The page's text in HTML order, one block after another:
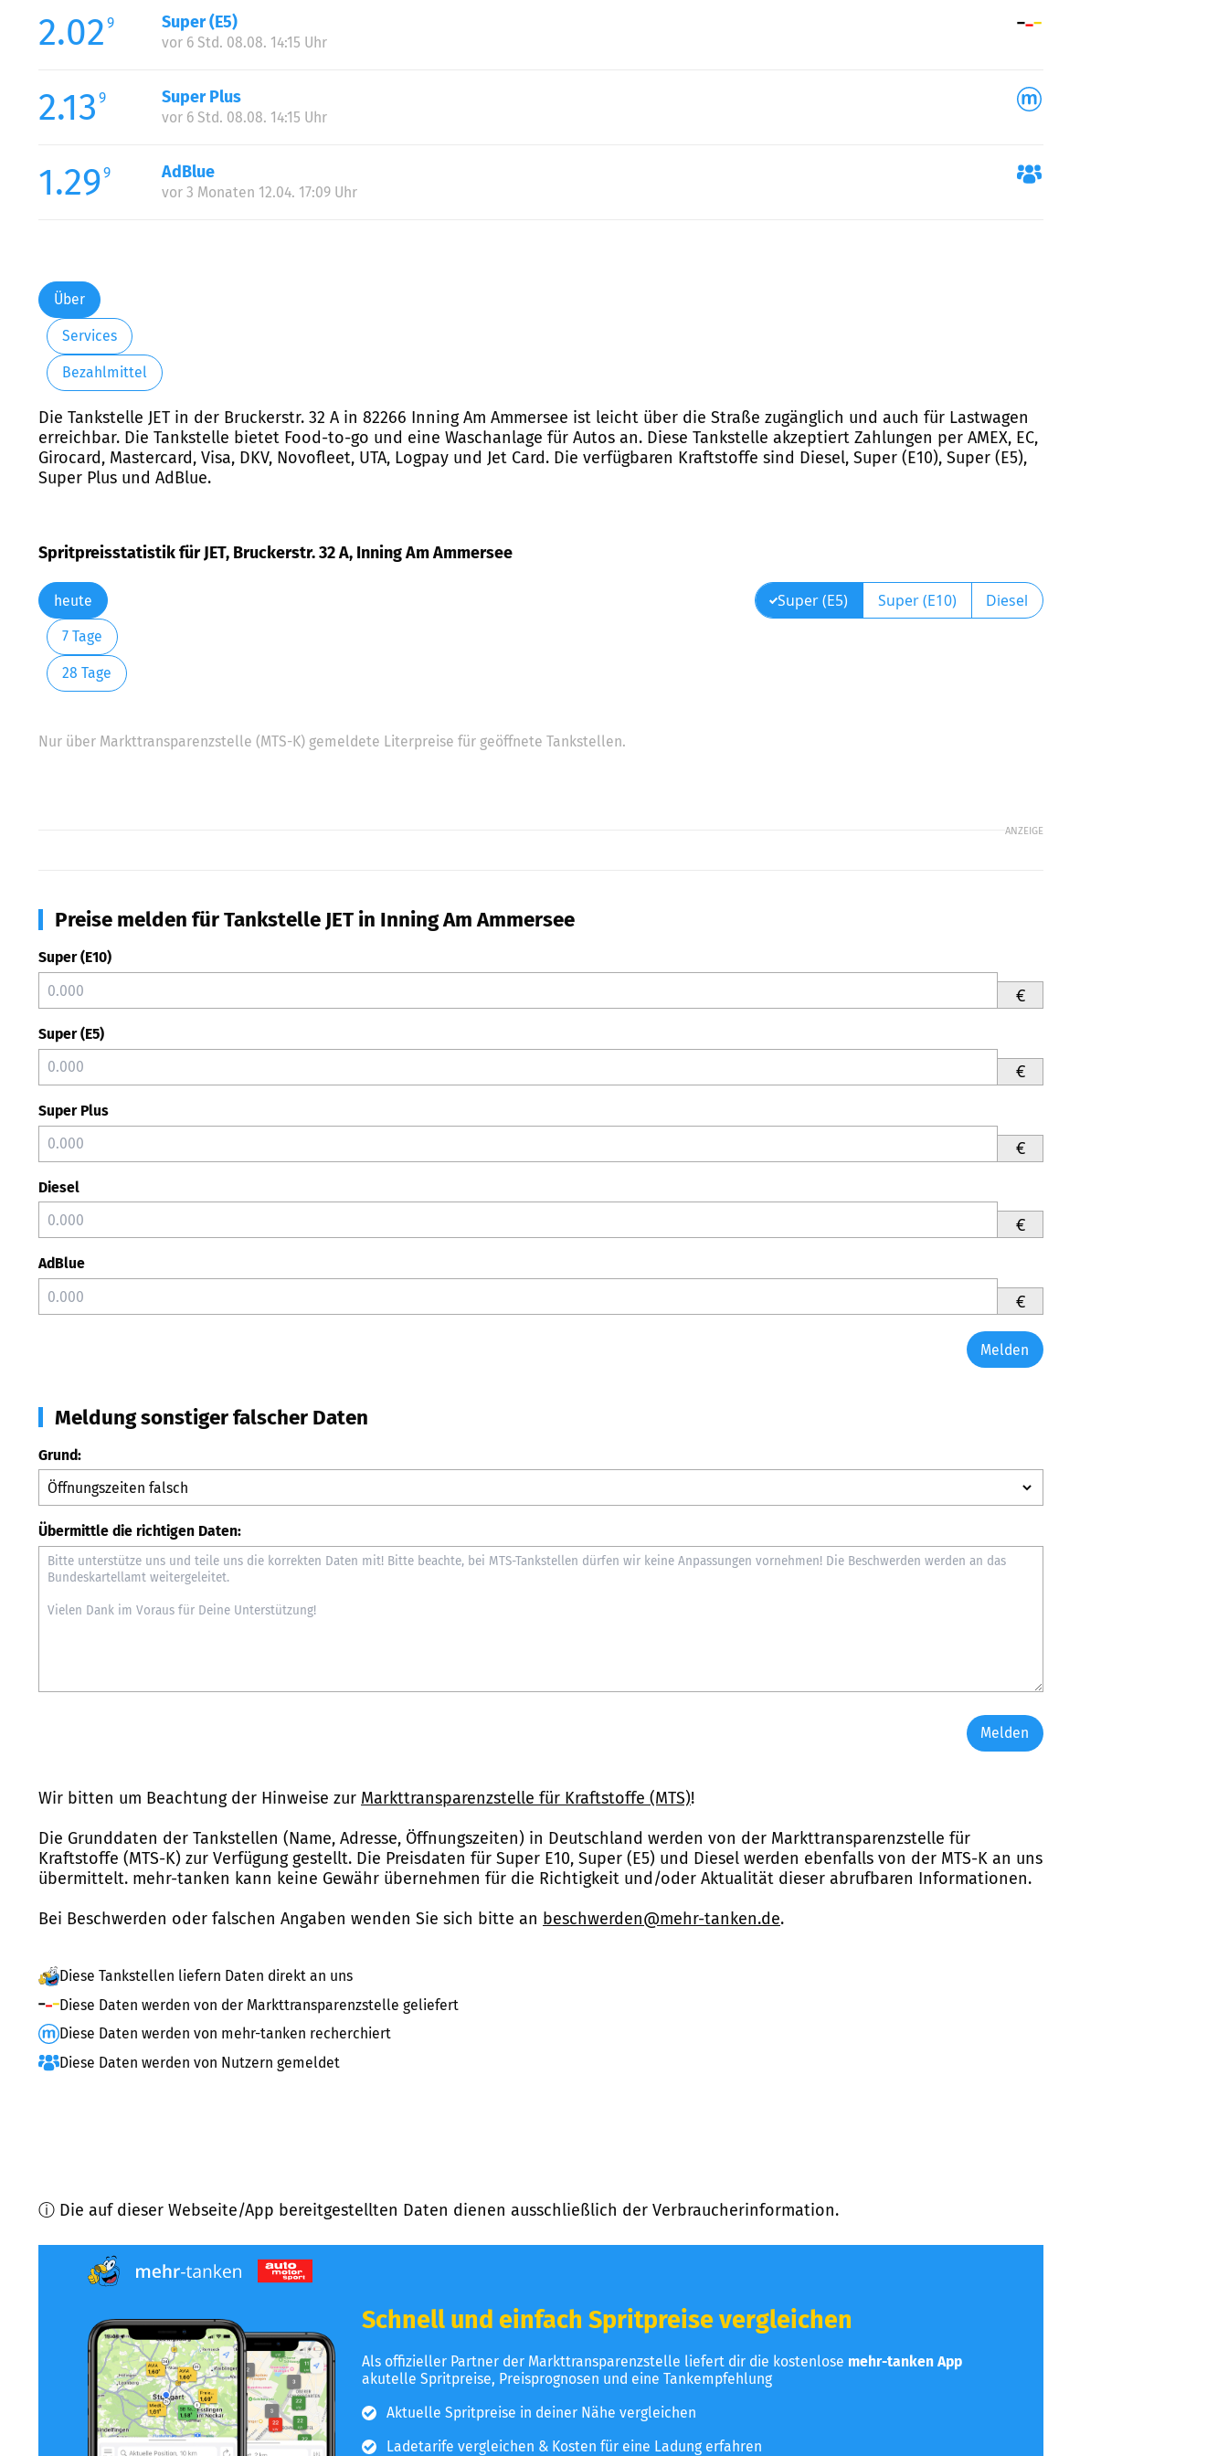
2.02 9 Super (E5)
vor 6 Std. 08.08. 14:15 Uhr
2.13 9 Super Plus
vor 6 Std. 08.08. 14:15 Uhr
1.299 AdBlue
vor 3 Monaten 12.04. 17:09 Uhr
Über
Services
Bezahlmittel
Die Tankstelle JET in der Bruckerstr. 32 A in 82266 Inning Am Ammersee ist leicht über die Straße zugänglich und auch für Lastwagen
erreichbar. Die Tankstelle bietet Food-to-go und eine Waschanlage für Autos an. Diese Tankstelle akzeptiert Zahlungen per AMEX, EC,
Girocard, Mastercard, Visa, DKV, Novofleet, UTA, Logpay und Jet Card. Die verfügbaren Kraftstoffe sind Diesel, Super (E10), Super (E5),
Super Plus und AdBlue.
Spritpreisstatistik für JET, Bruckerstr. 32 A, Inning Am Ammersee
heute
7 Tage
28 Tage
Super (E5) Super (E10) Diesel
Nur über Markttransparenzstelle (MTS-K) gemeldete Literpreise für geöffnete Tankstellen.
ANZEIGE
Preise melden für Tankstelle JET in Inning Am Ammersee
Super (E10)
€
Super (E5)
€
Super Plus
€
Diesel
€
AdBlue
€
Melden
Meldung sonstiger falscher Daten
Grund:
Übermittle die richtigen Daten:
Melden
Wir bitten um Beachtung der Hinweise zur Markttransparenzstelle für Kraftstoffe (MTS)!
Die Grunddaten der Tankstellen (Name, Adresse, Öffnungszeiten) in Deutschland werden von der Markttransparenzstelle für
Kraftstoffe (MTS-K) zur Verfügung gestellt. Die Preisdaten für Super E10, Super (E5) und Diesel werden ebenfalls von der MTS-K an uns
übermittelt. mehr-tanken kann keine Gewähr übernehmen für die Richtigkeit und/oder Aktualität dieser abrufbaren Informationen.
Bei Beschwerden oder falschen Angaben wenden Sie sich bitte an beschwerden@mehr-tanken.de.
Diese Tankstellen liefern Daten direkt an uns
Diese Daten werden von der Markttransparenzstelle geliefert
Diese Daten werden von mehr-tanken recherchiert
Diese Daten werden von Nutzern gemeldet
ⓘ Die auf dieser Webseite/App bereitgestellten Daten dienen ausschließlich der Verbraucherinformation.
Schnell und einfach Spritpreise vergleichen
Als offizieller Partner der Markttransparenzstelle liefert dir die kostenlose mehr-tanken App
akutelle Spritpreise, Preisprognosen und eine Tankempfehlung
Aktuelle Spritpreise in deiner Nähe vergleichen
Ladetarife vergleichen & Kosten für eine Ladung erfahren